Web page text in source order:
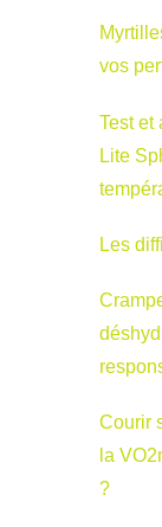
vos
Test et
Lite
Les
Courir
la
?